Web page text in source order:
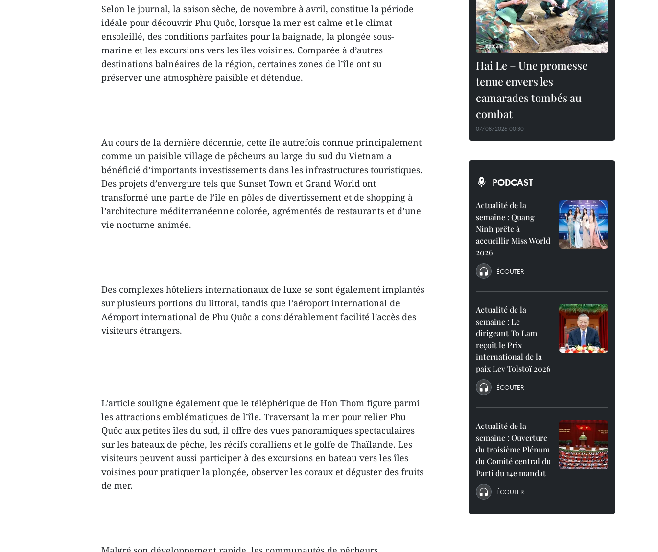
Selon le journal, la saison sèche, de novembre à avril, constitue la période
idéale pour découvrir Phu Quôc, lorsque la mer est calme et le climat
ensoleillé, des conditions parfaites pour la baignade, la plongée sous-
marine et les excursions vers les îles voisines. Comparée à d’autres
destinations balnéaires de la région, certaines zones de l’île ont su
préserver une atmosphère paisible et détendue.
Au cours de la dernière décennie, cette île autrefois connue principalement
comme un paisible village de pêcheurs au large du sud du Vietnam a
bénéficié d’importants investissements dans les infrastructures touristiques.
Des projets d’envergure tels que Sunset Town et Grand World ont
transformé une partie de l’île en pôles de divertissement et de shopping à
l’architecture méditerranéenne colorée, agrémentés de restaurants et d’une
vie nocturne animée.
Des complexes hôteliers internationaux de luxe se sont également implantés
sur plusieurs portions du littoral, tandis que l’aéroport international de
Aéroport international de Phu Quôc a considérablement facilité l’accès des
visiteurs étrangers.
L’article souligne également que le téléphérique de Hon Thom figure parmi
les attractions emblématiques de l’île. Traversant la mer pour relier Phu
Quôc aux petites îles du sud, il offre des vues panoramiques spectaculaires
sur les bateaux de pêche, les récifs coralliens et le golfe de Thaïlande. Les
visiteurs peuvent aussi participer à des excursions en bateau vers les îles
voisines pour pratiquer la plongée, observer les coraux et déguster des fruits
de mer.
Hai Le – Une promesse
tenue envers les
camarades tombés au
combat
07/08/2026 00:30
PODCAST
Actualité de la
semaine : Quang
Ninh prête à
accueillir Miss World
2026
ÉCOUTER
Actualité de la
semaine : Le
dirigeant To Lam
reçoit le Prix
international de la
paix Lev Tolstoï 2026
ÉCOUTER
Actualité de la
semaine : Ouverture
du troisième Plénum
du Comité central du
Parti du 14e mandat
ÉCOUTER